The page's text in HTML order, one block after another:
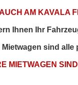
AM KAVALA
Ihnen Ihr
Mietwagen sind
MIETWAGEN